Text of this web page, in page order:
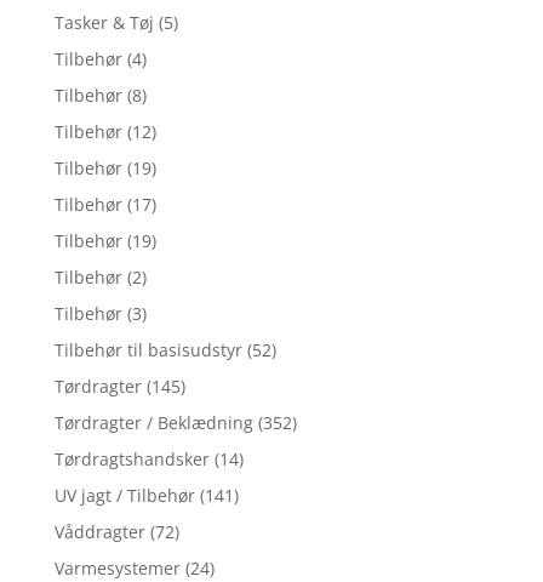
Tasker & Tøj (5)
Tilbehør (4)
Tilbehør (8)
Tilbehør (12)
Tilbehør (19)
Tilbehør (17)
Tilbehør (19)
Tilbehør (2)
Tilbehør (3)
Tilbehør til basisudstyr (52)
Tørdragter (145)
Tørdragter / Beklædning (352)
Tørdragtshandsker (14)
UV jagt / Tilbehør (141)
Våddragter (72)
Varmesystemer (24)